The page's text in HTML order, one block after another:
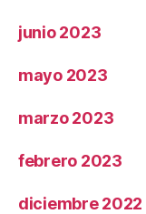
junio 2023
mayo 2023
marzo 2023
febrero 2023
diciembre 2022